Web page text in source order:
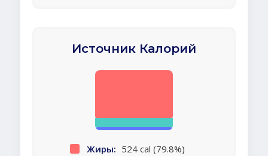
Источник Калорий
Жиры: 524 cal (79.8%)